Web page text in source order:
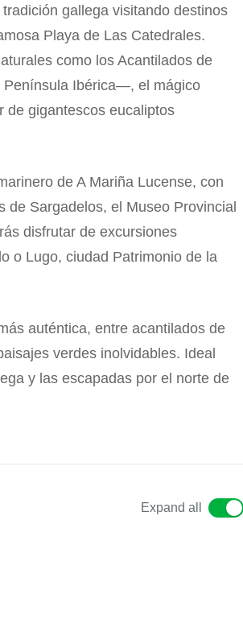
gallega visitando destinos
Playa de Las Catedrales.
como los Acantilados de
Ibérica—, el mágico
de gigantescos eucaliptos
de A Mariña Lucense, con
de Sargadelos, el Museo Provincial
disfrutar de excursiones
o Lugo, ciudad Patrimonio de la
auténtica, entre acantilados de
verdes inolvidables. Ideal
y las escapadas por el norte de
Expand all